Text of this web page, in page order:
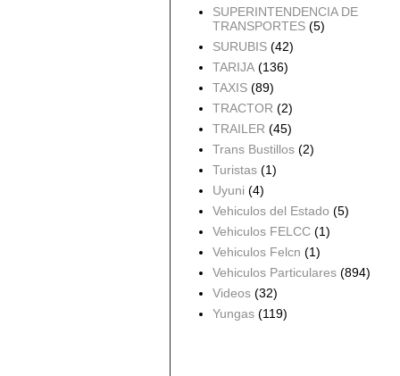
SUPERINTENDENCIA DE
TRANSPORTES (5)
SURUBIS (42)
TARIJA (136)
TAXIS (89)
TRACTOR (2)
TRAILER (45)
Trans Bustillos (2)
Turistas (1)
Uyuni (4)
Vehiculos del Estado (5)
Vehiculos FELCC (1)
Vehiculos Felcn (1)
Vehiculos Particulares (894)
Videos (32)
Yungas (119)